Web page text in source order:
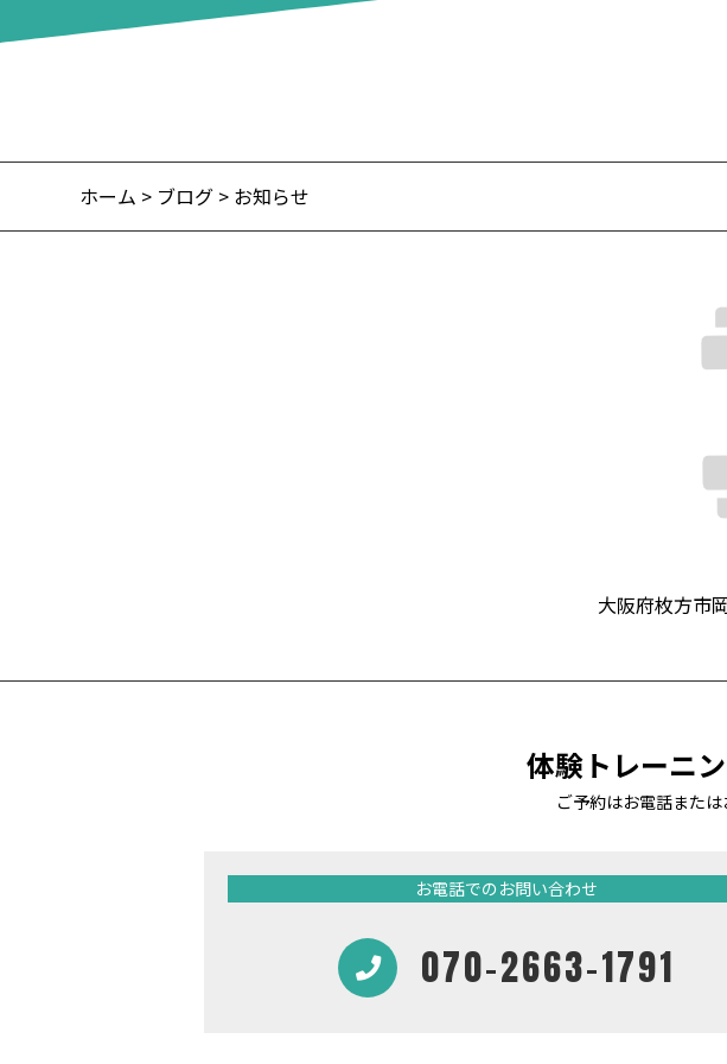
ホーム > ブログ > お知らせ
大阪府枚方市
体験トレーニ
ご予約はお電話また
お電話でのお問い合わせ
070-2663-1791